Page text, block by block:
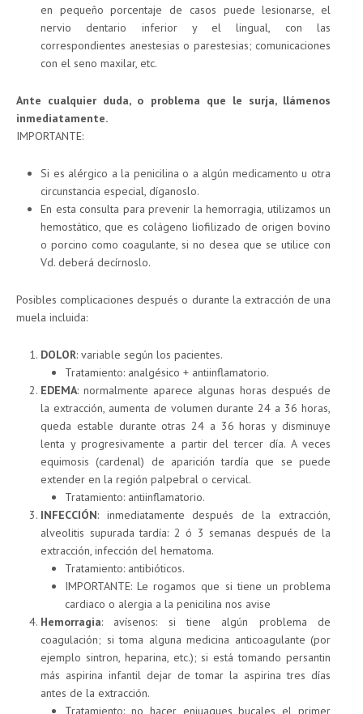
en pequeño porcentaje de casos puede lesionarse, el
nervio dentario inferior y el lingual, con las
correspondientes anestesias o parestesias; comunicaciones
con el seno maxilar, etc.
Ante cualquier duda, o problema que le surja, llámenos
inmediatamente.
IMPORTANTE:
Si es alérgico a la penicilina o a algún medicamento u otra
circunstancia especial, díganoslo.
En esta consulta para prevenir la hemorragia, utilizamos un
hemostático, que es colágeno liofilizado de origen bovino
o porcino como coagulante, si no desea que se utilice con
Vd. deberá decírnoslo.
Posibles complicaciones después o durante la extracción de una
muela incluida:
DOLOR: variable según los pacientes.
Tratamiento: analgésico + antiinflamatorio.
EDEMA: normalmente aparece algunas horas después de
la extracción, aumenta de volumen durante 24 a 36 horas,
queda estable durante otras 24 a 36 horas y disminuye
lenta y progresivamente a partir del tercer día. A veces
equimosis (cardenal) de aparición tardía que se puede
extender en la región palpebral o cervical.
Tratamiento: antiinflamatorio.
INFECCIÓN: inmediatamente después de la extracción,
alveolitis supurada tardía: 2 ó 3 semanas después de la
extracción, infección del hematoma.
Tratamiento: antibióticos.
IMPORTANTE: Le rogamos que si tiene un problema
cardiaco o alergia a la penicilina nos avise
Hemorragia: avísenos: si tiene algún problema de
coagulación; si toma alguna medicina anticoagulante (por
ejemplo sintron, heparina, etc.); si está tomando persantin
más aspirina infantil dejar de tomar la aspirina tres días
antes de la extracción.
Tratamiento: no hacer enjuagues bucales el primer